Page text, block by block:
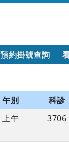
預約掛號查詢
午別 科診
上午 3706